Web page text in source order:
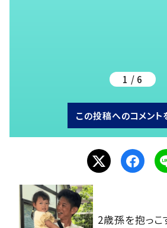
1 / 6
この投稿へのコメント
2歳孫を抱っ